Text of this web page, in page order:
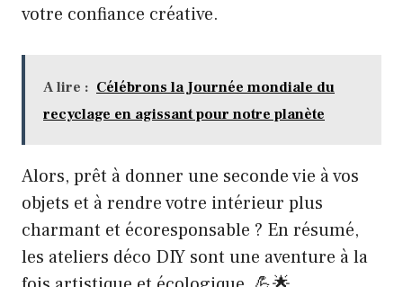
votre confiance créative.
A lire : Célébrons la Journée mondiale du
recyclage en agissant pour notre planète
Alors, prêt à donner une seconde vie à vos
objets et à rendre votre intérieur plus
charmant et écoresponsable ? En résumé,
les ateliers déco DIY sont une aventure à la